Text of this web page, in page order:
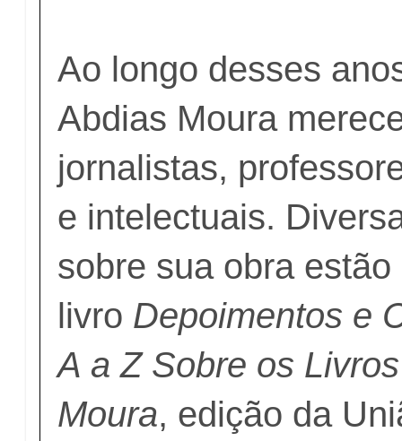
Ao longo desses
Abdias Moura
jornalistas,
e intelectuais.
sobre sua obra
livro Depoimentos e
A a Z Sobre os
Moura, edição da